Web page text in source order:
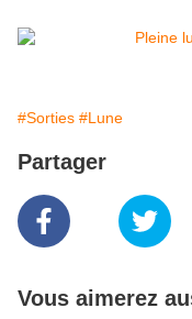
#Sorties #Lune
Partager
Vous aimerez